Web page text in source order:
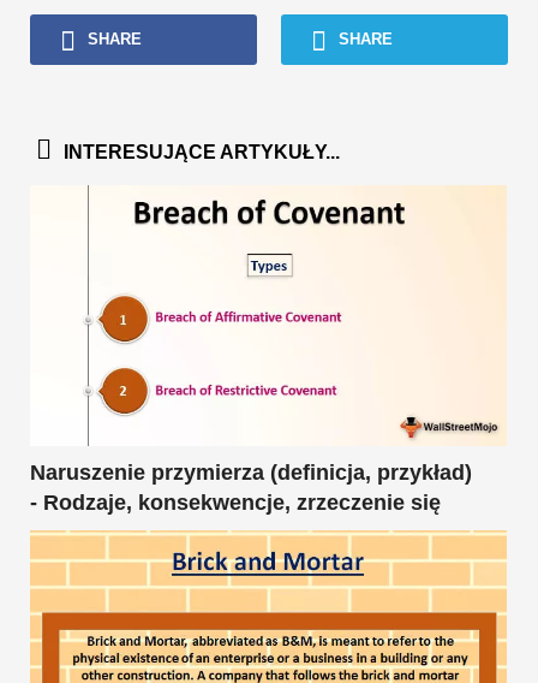
SHARE SHARE
INTERESUJĄCE ARTYKUŁY...
Naruszenie przymierza (definicja, przykład)
- Rodzaje, konsekwencje, zrzeczenie się